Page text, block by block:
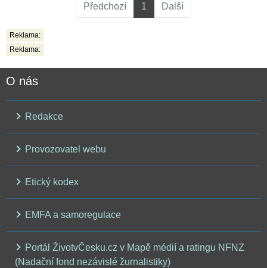
Předchozí 1 Další
Reklama:
Reklama:
O nás
Redakce
Provozovatel webu
Etický kodex
EMFA a samoregulace
Portál ŽivotvČesku.cz v Mapě médií a ratingu NFNZ
(Nadační fond nezávislé žurnalistiky)